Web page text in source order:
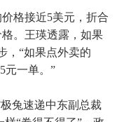
格接近5美元，折合
。王瑛透露，如果
，“如果点外卖的
元一单。”
兔速递中东副总裁